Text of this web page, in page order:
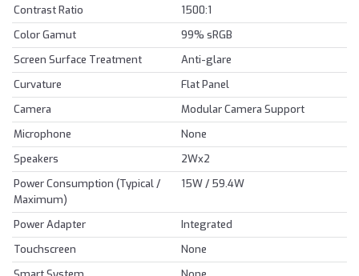
Contrast Ratio
1500:1
Color Gamut
99% sRGB
Screen Surface Treatment
Anti-glare
Curvature
Flat Panel
Camera
Modular Camera Support
Microphone
None
Speakers
2Wx2
Power Consumption (Typical /
Maximum)
15W / 59.4W
Power Adapter
Integrated
Touchscreen
None